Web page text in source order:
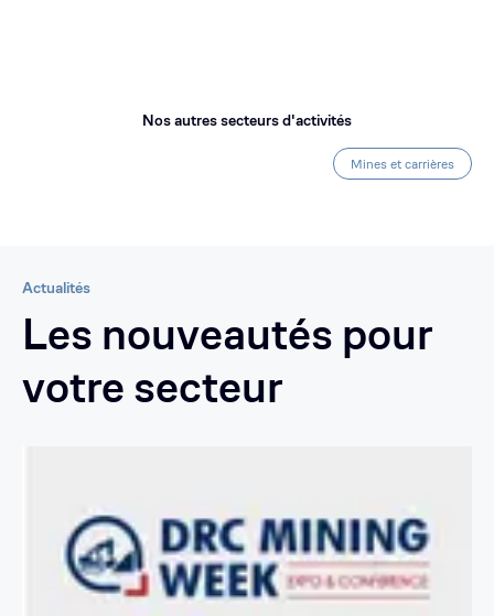
Nos autres secteurs d'activités
Mines et carrières
Actualités
Les nouveautés pour
votre secteur